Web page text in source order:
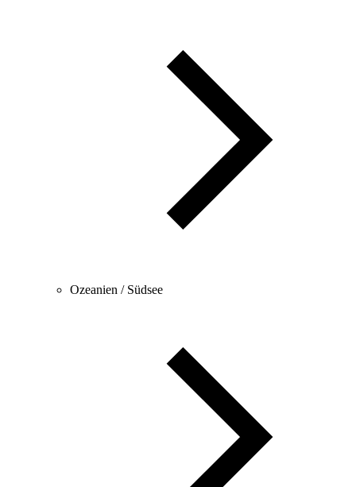
Ozeanien / Südsee